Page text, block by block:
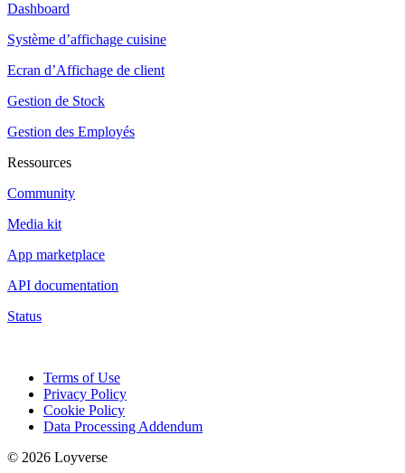
Dashboard
Système d’affichage cuisine
Ecran d’Affichage de client
Gestion de Stock
Gestion des Employés
Ressources
Community
Media kit
App marketplace
API documentation
Status
Terms of Use
Privacy Policy
Cookie Policy
Data Processing Addendum
© 2026 Loyverse